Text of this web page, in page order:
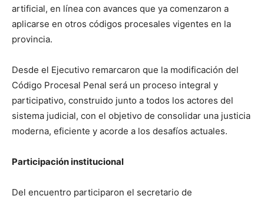
artificial, en línea con avances que ya comenzaron a
aplicarse en otros códigos procesales vigentes en la
provincia.
Desde el Ejecutivo remarcaron que la modificación del
Código Procesal Penal será un proceso integral y
participativo, construido junto a todos los actores del
sistema judicial, con el objetivo de consolidar una justicia
moderna, eficiente y acorde a los desafíos actuales.
Participación institucional
Del encuentro participaron el secretario de